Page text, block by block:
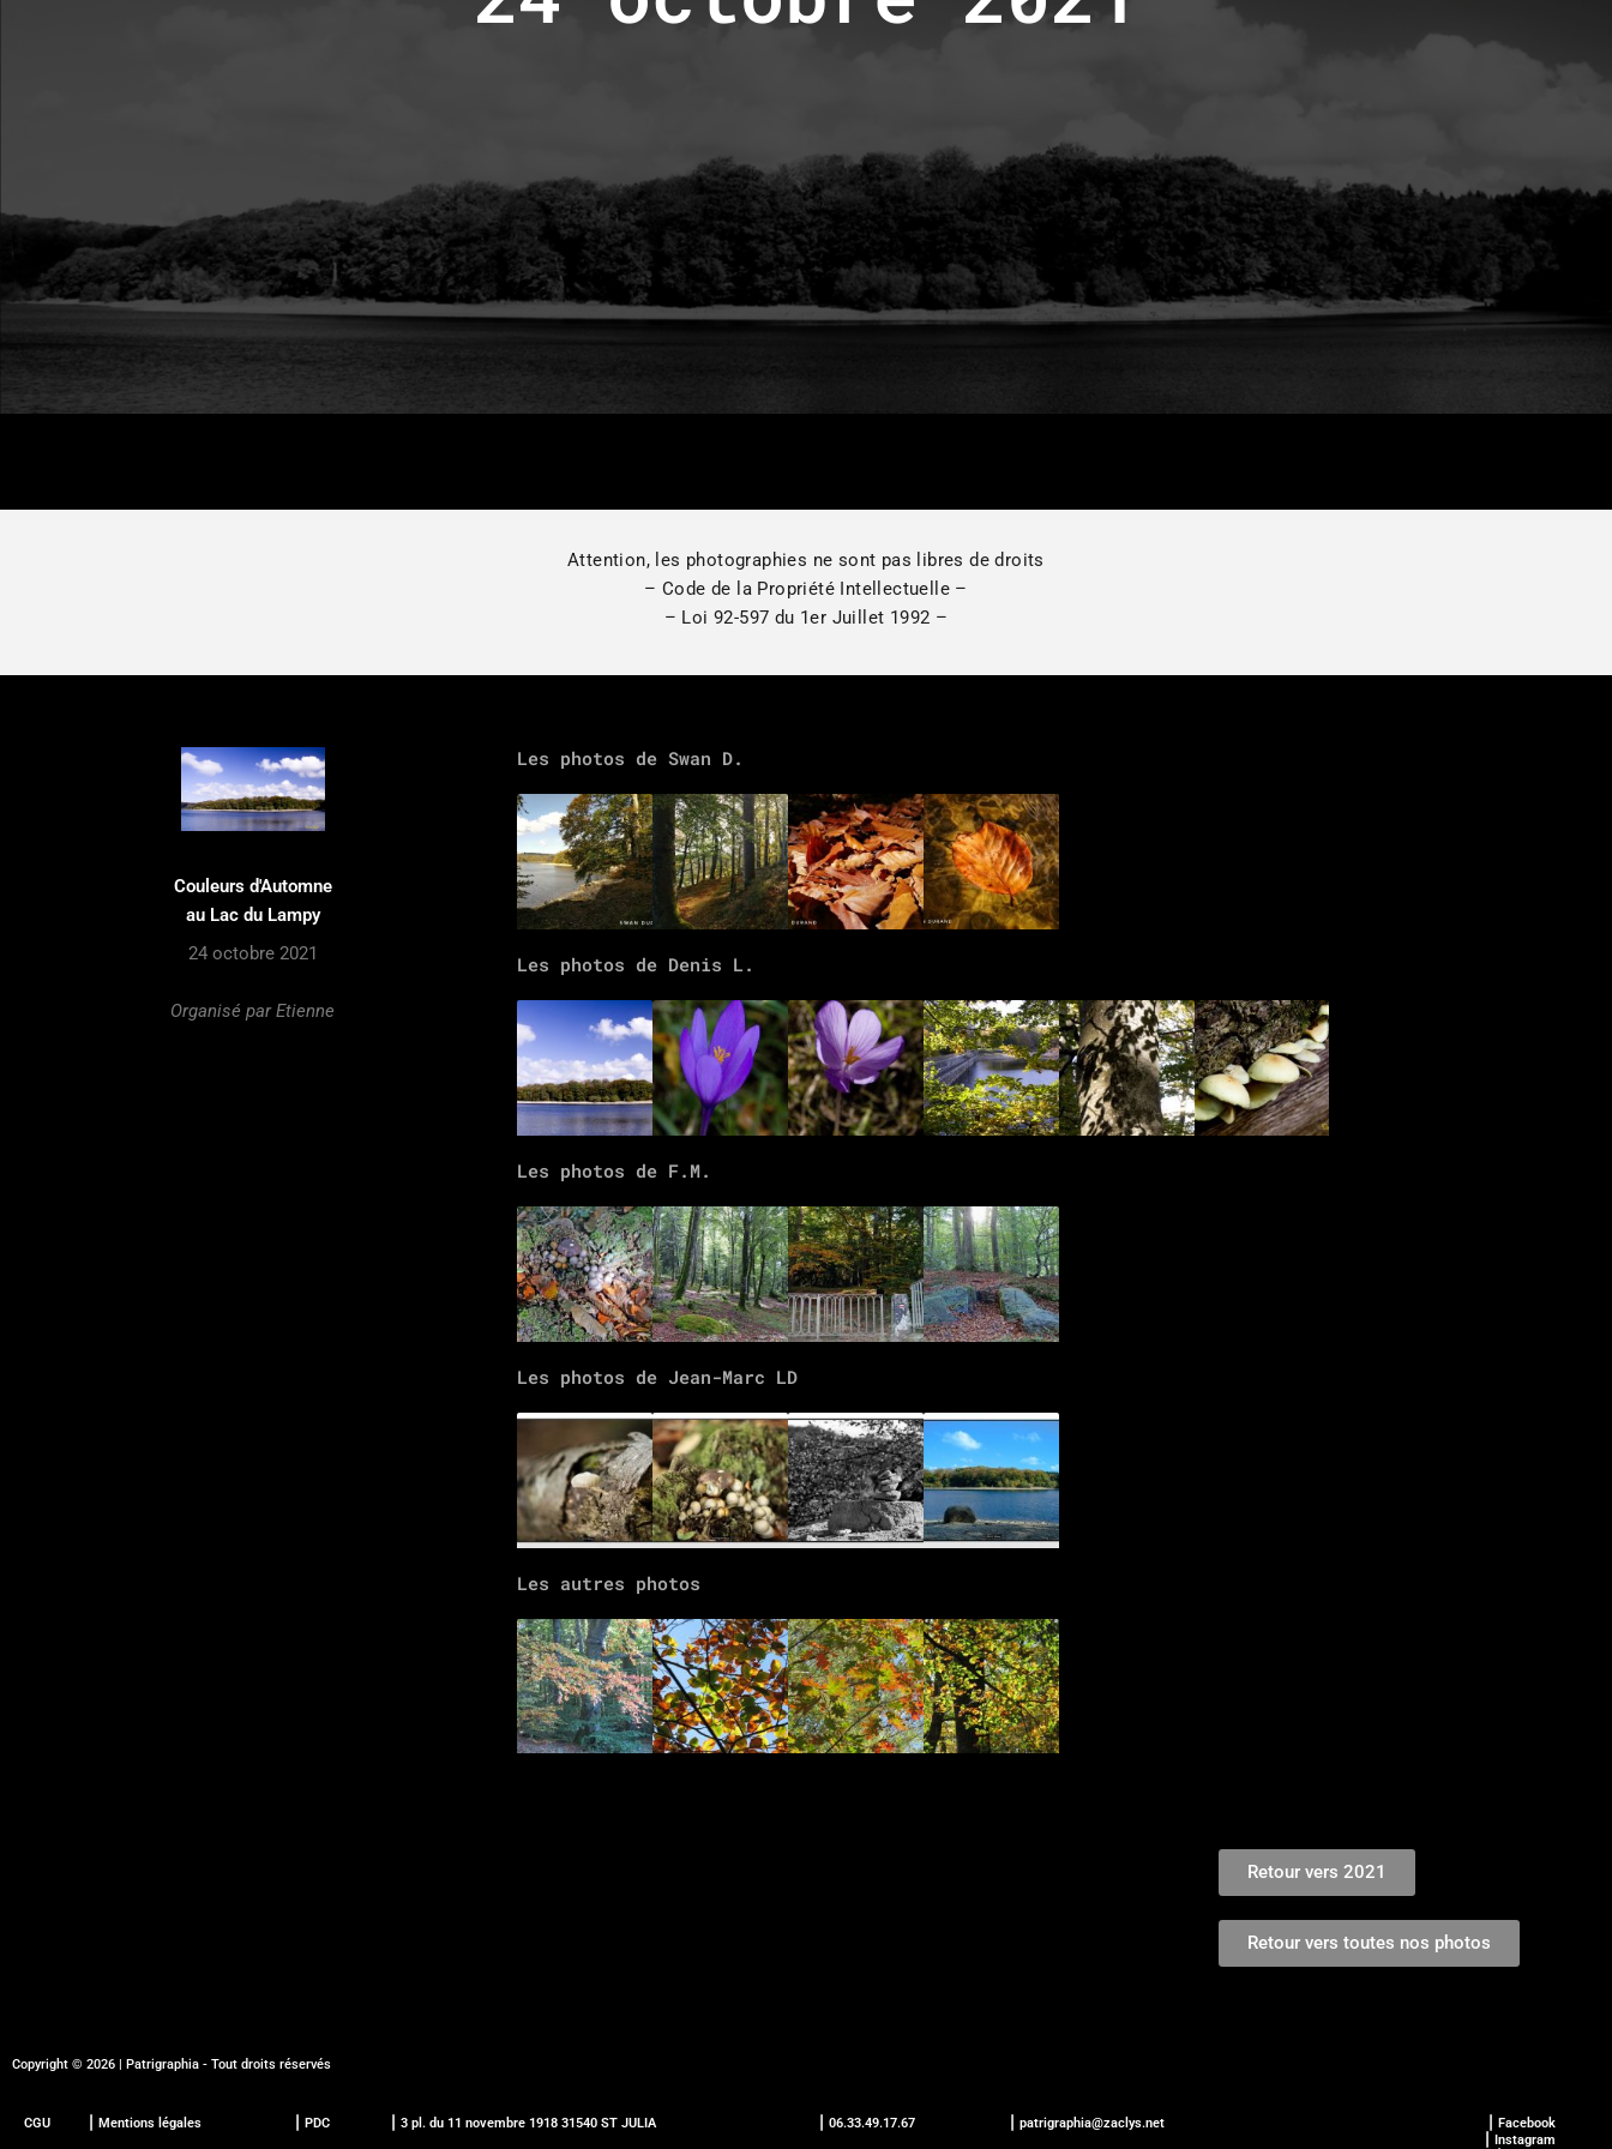
Attention, les photographies ne sont pas libres de droits
– Code de la Propriété Intellectuelle –
– Loi 92-597 du 1er Juillet 1992 –
Couleurs d'Automne
au Lac du Lampy
24 octobre 2021
Organisé par Etienne
Les photos de Swan D.
Les photos de Denis L.
Les photos de F.M.
Les photos de Jean-Marc LD
Les autres photos
Retour vers 2021
Retour vers toutes nos photos
Copyright © 2026 | Patrigraphia - Tout droits réservés
CGU ⎮ Mentions légales ⎮ PDC ⎮ 3 pl. du 11 novembre 1918 31540 ST JULIA ⎮ 06.33.49.17.67 ⎮ patrigraphia@zaclys.net
⎮ Facebook
⎮ Instagram